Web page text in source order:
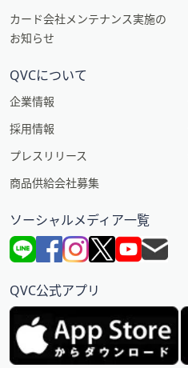
カード会社メンテナンス実施の
お知らせ
QVCについて
企業情報
採用情報
プレスリリース
商品供給会社募集
ソーシャルメディア一覧
QVC公式アプリ